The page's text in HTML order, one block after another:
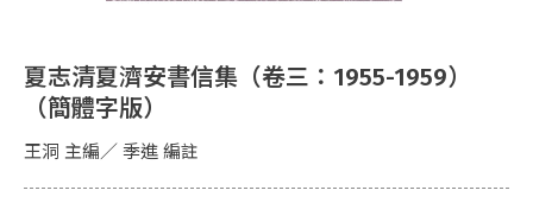
夏志清夏濟安書信集（卷三：1955-1959）
（簡體字版）
王洞 主編／ 季進 編註